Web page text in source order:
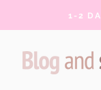
1-2